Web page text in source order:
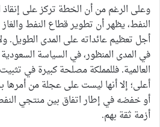
وعلى الرغم من أن الخطة تركز على إنقاذ
النفط، يظهر أن تطوير قطاع النفط
أجل تعظيم عائداته على المدى الطويل.
في المدى المنظور، في السياسة
العالمية. فللمملكة مصلحة كبيرة في
أعلى؛ إلا أنها ليست على عجلة من
أو خفضه في إطار اتفاق بين منتجي
أزمة ثقة بهم.